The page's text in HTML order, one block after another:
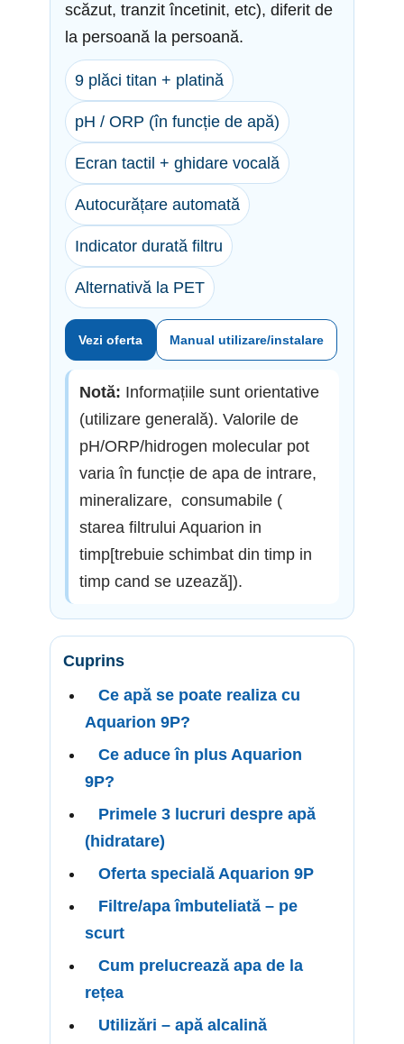
scăzut, tranzit încetinit, etc), diferit de
la persoană la persoană.
9 plăci titan + platină
pH / ORP (în funcție de apă)
Ecran tactil + ghidare vocală
Autocurățare automată
Indicator durată filtru
Alternativă la PET
Vezi oferta Manual utilizare/instalare
Notă: Informațiile sunt orientative
(utilizare generală). Valorile de
pH/ORP/hidrogen molecular pot
varia în funcție de apa de intrare,
mineralizare, consumabile (
starea filtrului Aquarion in
timp[trebuie schimbat din timp in
timp cand se uzează]).
Cuprins
Ce apă se poate realiza cu
Aquarion 9P?
Ce aduce în plus Aquarion
9P?
Primele 3 lucruri despre apă
(hidratare)
Oferta specială Aquarion 9P
Filtre/apa îmbuteliată – pe
scurt
Cum prelucrează apa de la
rețea
Utilizări – apă alcalină